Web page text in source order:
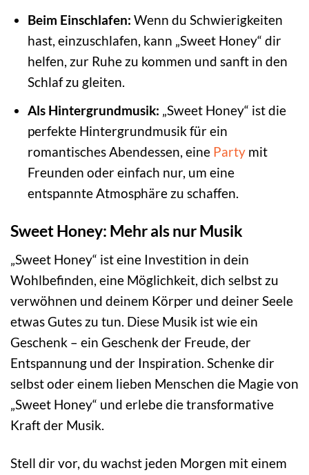
Beim Einschlafen: Wenn du Schwierigkeiten
hast, einzuschlafen, kann „Sweet Honey“ dir
helfen, zur Ruhe zu kommen und sanft in den
Schlaf zu gleiten.
Als Hintergrundmusik: „Sweet Honey“ ist die
perfekte Hintergrundmusik für ein
romantisches Abendessen, eine Partymit
Freunden oder einfach nur, um eine
entspannte Atmosphäre zu schaffen.
Sweet Honey: Mehr als nur Musik
„Sweet Honey“ ist eine Investition in dein
Wohlbefinden, eine Möglichkeit, dich selbst zu
verwöhnen und deinem Körper und deiner Seele
etwas Gutes zu tun. Diese Musik ist wie ein
Geschenk – ein Geschenk der Freude, der
Entspannung und der Inspiration. Schenke dir
selbst oder einem lieben Menschen die Magie von
„Sweet Honey“ und erlebe die transformative
Kraft der Musik.
Stell dir vor, du wachst jeden Morgen mit einem